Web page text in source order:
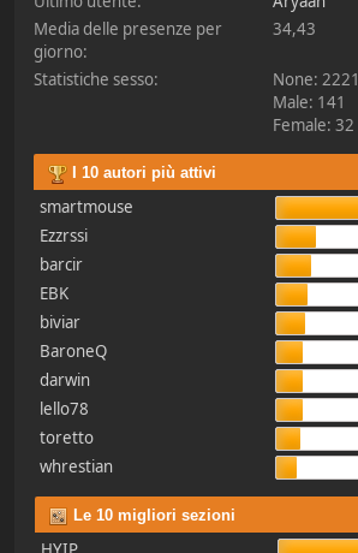
Media delle presenze per
giorno:
34,43
Statistiche sesso:
None: 2221
Male: 141
Female: 32
I 10 autori più attivi
smartmouse
Ezzrssi
barcir
EBK
biviar
BaroneQ
darwin
lello78
toretto
whrestian
Le 10 migliori sezioni